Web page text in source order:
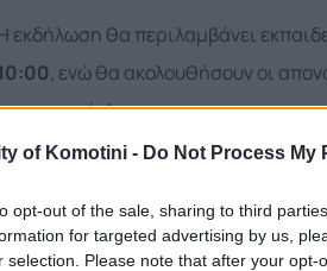
of Komotini - Do Not Process My
opt-out of the sale, sharing to third
for targeted advertising by us,
selection. Please note that after your
εκδήλωση θα περιλαμβάνει
, ενώ θα ακολουθήσουν οι
ανακύκλωση.
από τη συμμετοχή τους στο
στην πηγή, συλλέγοντας
και μπαταρίες.